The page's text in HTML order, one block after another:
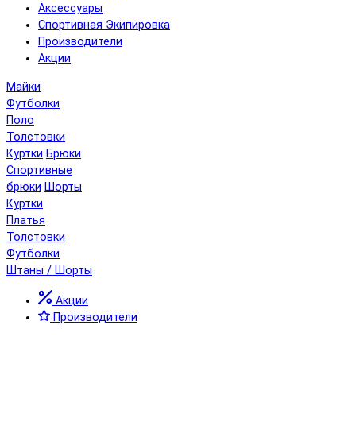
Аксессуары
Спортивная Экипировка
Производители
Акции
Майки
Футболки
Поло
Толстовки
Куртки Брюки
Спортивные
брюки Шорты
Куртки
Платья
Толстовки
Футболки
Штаны / Шорты
Акции
Производители